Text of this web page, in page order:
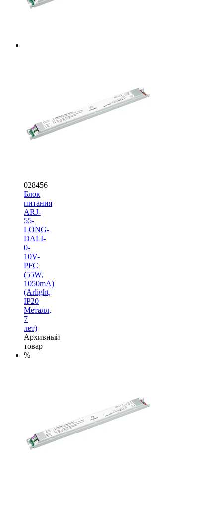
028456
Блок
питания
ARJ-
55-
LONG-
DALI-
0-
10V-
PFC
(55W,
1050mA)
(Arlight,
IP20
Металл,
7
лет)
Архивный
товар
%